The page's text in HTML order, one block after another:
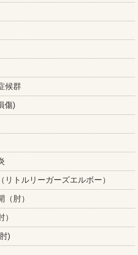
候群
傷)
リトルリーガーズエルボー）
（肘）
)